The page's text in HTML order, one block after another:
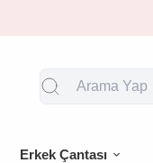
Erkek Çantası